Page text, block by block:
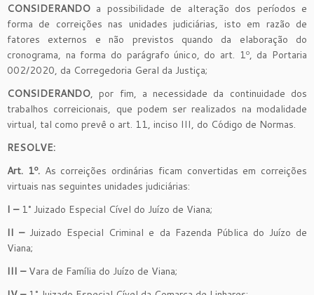
CONSIDERANDO a possibilidade de alteração dos períodos e
forma de correições nas unidades judiciárias, isto em razão de
fatores externos e não previstos quando da elaboração do
cronograma, na forma do parágrafo único, do art. 1º, da Portaria
002/2020, da Corregedoria Geral da Justiça;
CONSIDERANDO, por fim, a necessidade da continuidade dos
trabalhos correicionais, que podem ser realizados na modalidade
virtual, tal como prevê o art. 11, inciso III, do Código de Normas.
RESOLVE:
Art. 1º. As correições ordinárias ficam convertidas em correições
virtuais nas seguintes unidades judiciárias:
I – 1° Juizado Especial Cível do Juízo de Viana;
II –Juizado Especial Criminal e da Fazenda Pública do Juízo de
Viana;
III – Vara de Família do Juízo de Viana;